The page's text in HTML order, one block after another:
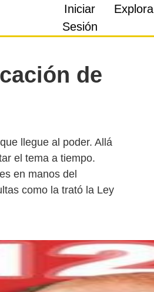
Iniciar
Sesión
Explora
de
llegue al poder. Allá
el tema a tiempo.
en manos del
como la trató la Ley